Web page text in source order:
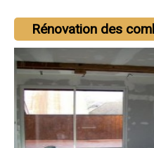
Rénovation des